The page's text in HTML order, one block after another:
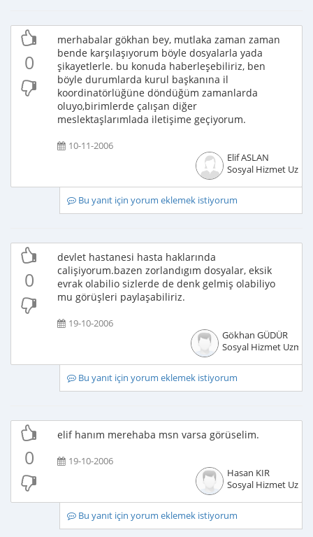
0
merhabalar gökhan bey, mutlaka zaman zaman
bende karşılaşıyorum böyle dosyalarla yada
şikayetlerle. bu konuda haberleşebiliriz, ben
böyle durumlarda kurul başkanına il
koordinatörlüğüne döndüğüm zamanlarda
oluyo,birimlerde çalışan diğer
meslektaşlarımlada iletişime geçiyorum.
10-11-2006
Elif ASLAN
Sosyal Hizmet
Bu yanıt için yorum eklemek istiyorum
0
devlet hastanesi hasta haklarında
calişiyorum.bazen zorlandıgım dosyalar, eksik
evrak olabilio sizlerde de denk gelmiş olabiliyo
mu görüşleri paylaşabiliriz.
19-10-2006
Gökhan GÜDÜR
Sosyal Hizmet
Bu yanıt için yorum eklemek istiyorum
0
elif hanım merehaba msn varsa görüselim.
19-10-2006
Hasan KIR
Sosyal Hizmet
Bu yanıt için yorum eklemek istiyorum